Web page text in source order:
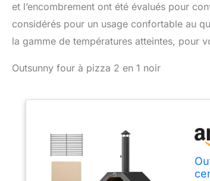
et l’encombrement ont été évalués pour
considérés pour un usage confortable au
la gamme de températures atteintes, pour
Outsunny four à pizza 2 en 1 noir